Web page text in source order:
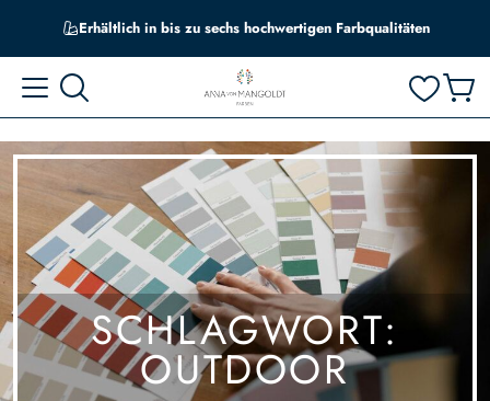
Erhältlich in bis zu sechs hochwertigen Farbqualitäten
SCHLAGWORT:
OUTDOOR